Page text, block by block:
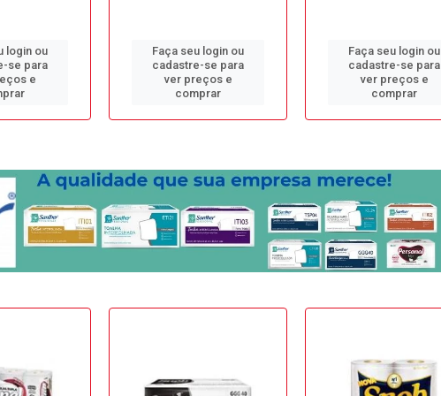
login ou
se para
e
Faça seu login ou
cadastre-se para
ver preços e
comprar
Faça seu login ou
cadastre-se para
ver preços e
comprar